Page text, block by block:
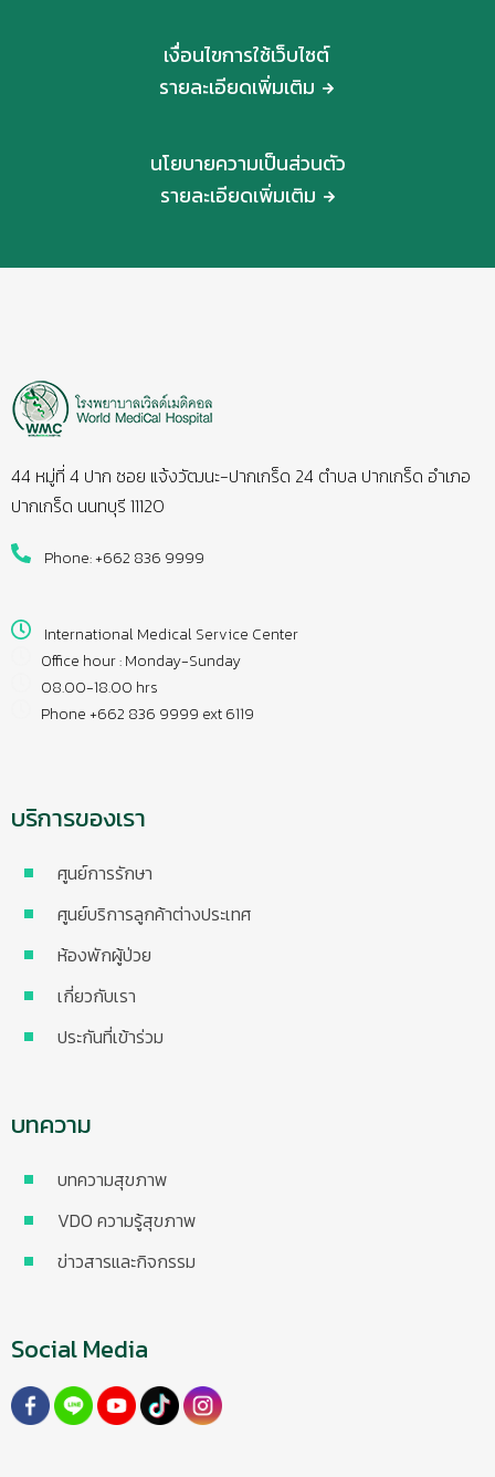
เงื่อนไขการใช้เว็บไซต์
รายละเอียดเพิ่มเติม
นโยบายความเป็นส่วนตัว
รายละเอียดเพิ่มเติม
44 หมู่ที่ 4 ปาก ซอย แจ้งวัฒนะ-ปากเกร็ด 24 ตำบล ปากเกร็ด อำเภอ
ปากเกร็ด นนทบุรี 11120
Phone: +662 836 9999
International Medical Service Center
Office hour : Monday-Sunday
08.00-18.00 hrs
Phone +662 836 9999 ext 6119
บริการของเรา
ศูนย์การรักษา
ศูนย์บริการลูกค้าต่างประเทศ
ห้องพักผู้ป่วย
เกี่ยวกับเรา
ประกันที่เข้าร่วม
บทความ
บทความสุขภาพ
VDO ความรู้สุขภาพ
ข่าวสารและกิจกรรม
Social Media